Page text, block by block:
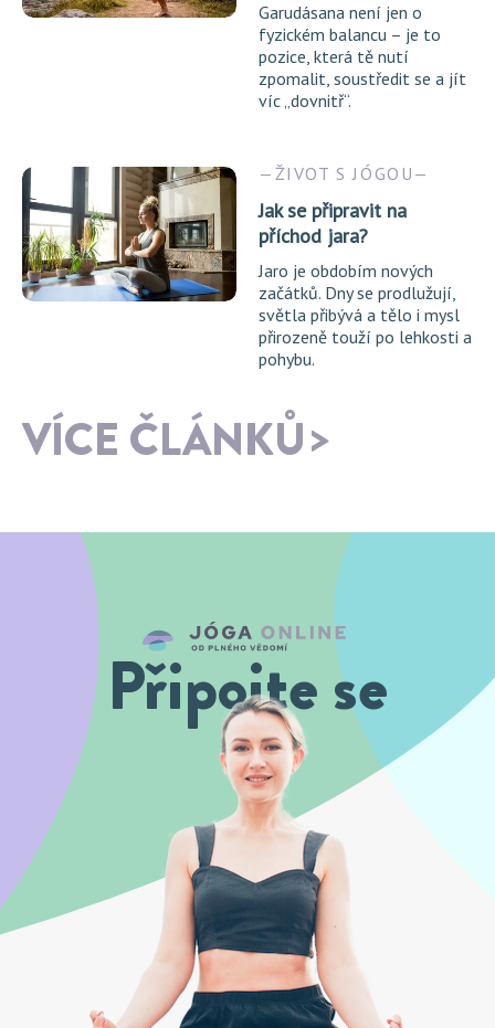
Garudásana není jen o
fyzickém balancu – je to
pozice, která tě nutí
zpomalit, soustředit se a jít
víc „dovnitř“.
ŽIVOT S JÓGOU
Jak se připravit na
příchod jara?
Jaro je obdobím nových
začátků. Dny se prodlužují,
světla přibývá a tělo i mysl
přirozeně touží po lehkosti a
pohybu.
VÍCE ČLÁNKŮ
Připojte se